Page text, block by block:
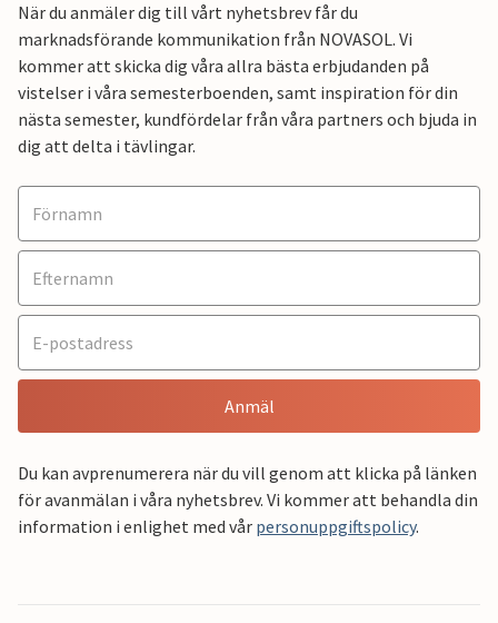
När du anmäler dig till vårt nyhetsbrev får du
marknadsförande kommunikation från NOVASOL. Vi
kommer att skicka dig våra allra bästa erbjudanden på
vistelser i våra semesterboenden, samt inspiration för din
nästa semester, kundfördelar från våra partners och bjuda in
dig att delta i tävlingar.
Anmäl
Du kan avprenumerera när du vill genom att klicka på länken
för avanmälan i våra nyhetsbrev. Vi kommer att behandla din
information i enlighet med vår personuppgiftspolicy.